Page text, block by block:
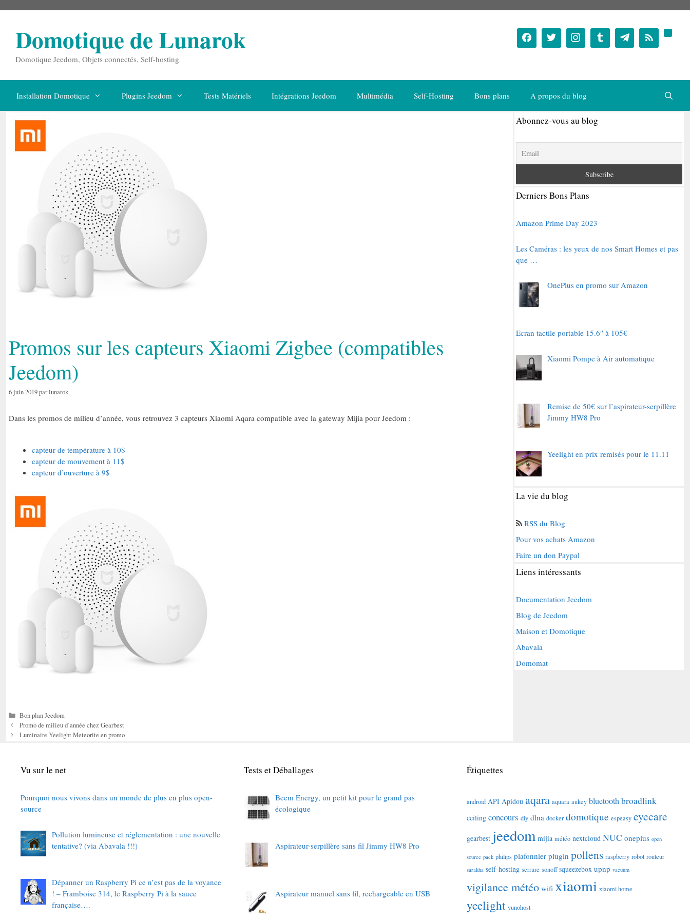
Domotique de Lunarok
Domotique Jeedom, Objets connectés, Self-hosting
Installation Domotique Plugins Jeedom Tests Matériels Intégrations Jeedom Multimédia Self-Hosting Bons plans A propos du blog
Promos sur les capteurs Xiaomi Zigbee (compatibles
Jeedom)
6 juin 2019parlunarok
Dans les promos de milieu d’année, vous retrouvez 3 capteurs Xiaomi Aqara compatible avec la gateway Mijia pour Jeedom :
capteur de température à 10$
capteur de mouvement à 11$
capteur d’ouverture à 9$
Catégories
Bon plan Jeedom
Promo de milieu d’année chez Gearbest
Luminaire Yeelight Meteorite en promo
Abonnez-vous au blog
Derniers Bons Plans
Amazon Prime Day 2023
Les Caméras : les yeux de nos Smart Homes et pas
que …
OnePlus en promo sur Amazon
Ecran tactile portable 15.6″ à 105€
Xiaomi Pompe à Air automatique
Remise de 50€ sur l’aspirateur-serpillère
Jimmy HW8 Pro
Yeelight en prix remisés pour le 11.11
La vie du blog
RSS du Blog
Pour vos achats Amazon
Faire un don Paypal
Liens intéressants
Documentation Jeedom
Blog de Jeedom
Maison et Domotique
Abavala
Domomat
Vu sur le net
Pourquoi nous vivons dans un monde de plus en plus open-
source
Pollution lumineuse et réglementation : une nouvelle
tentative? (via Abavala !!!)
Dépanner un Raspberry Pi ce n’est pas de la voyance
! – Framboise 314, le Raspberry Pi à la sauce
française….
Tests et Déballages
Beem Energy, un petit kit pour le grand pas
écologique
Aspirateur-serpillère sans fil Jimmy HW8 Pro
Aspirateur manuel sans fil, rechargeable en USB
Étiquettes
android API Apidou aqara aquara aukey bluetoothbroadlink
ceiling concours diy dlna docker domotique espeasy eyecare
gearbest jeedom mijia météo nextcloud NUC oneplus open
source pack philips plafonnier plugin pollens raspberry robot routeur
sarakha self-hosting serrure sonoff squeezebox upnp vacuum
vigilance météo wifi xiaomi xiaomi home
yeelight yunohost